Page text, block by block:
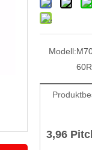
Modell:
3,96